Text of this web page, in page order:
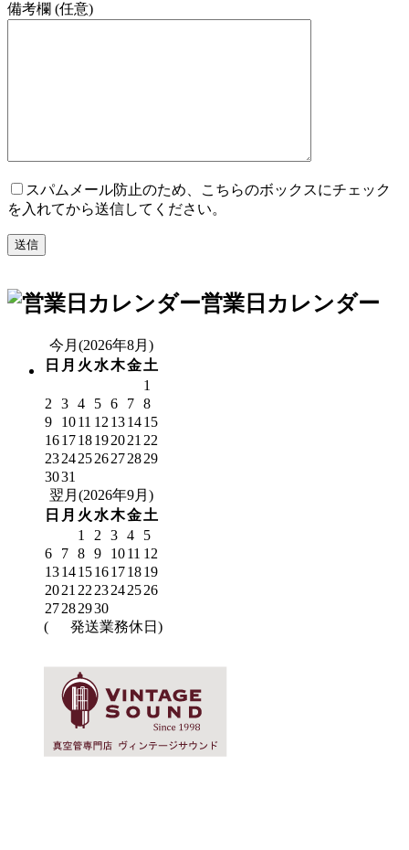
備考欄 (任意)
スパムメール防止のため、こちらのボックスにチェック
を入れてから送信してください。
営業日カレンダー
今月(2026年8月)
日 月 火 水木金土
1
2
3 4 5 6 7 8
9
1011 12 131415
161718192021 22
23242526272829
3031
翌月(2026年9月)
日 月 火 水木金土
1
2 3 4
5
6
7 8 9 1011 12
13141516171819
2021 22 23242526
27282930
(
発送業務休日)